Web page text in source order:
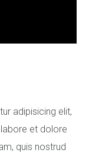
adipisicing elit,
et dolore
quis nostrud